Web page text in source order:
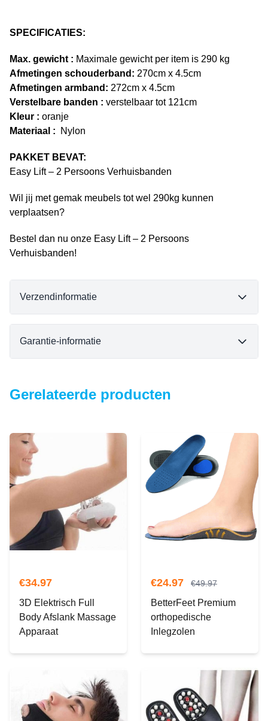
SPECIFICATIES:
Max. gewicht : Maximale gewicht per item is 290 kg
Afmetingen schouderband: 270cm x 4.5cm
Afmetingen armband: 272cm x 4.5cm
Verstelbare banden : verstelbaar tot 121cm
Kleur : oranje
Materiaal : Nylon
PAKKET BEVAT:
Easy Lift – 2 Persoons Verhuisbanden
Wil jij met gemak meubels tot wel 290kg kunnen
verplaatsen?
Bestel dan nu onze Easy Lift – 2 Persoons
Verhuisbanden!
Verzendinformatie
Garantie-informatie
Gerelateerde producten
€34.97
3D Elektrisch Full
Body Afslank Massage
Apparaat
€24.97 €49.97
BetterFeet Premium
orthopedische
Inlegzolen